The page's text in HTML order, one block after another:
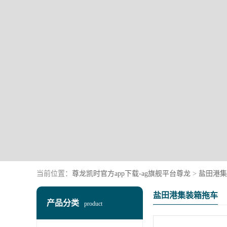
当前位置： 尊龙凯时官方app下载-ag旗舰平台尊龙 > 盐田港
产品分类 product
盐田港集装箱拖车